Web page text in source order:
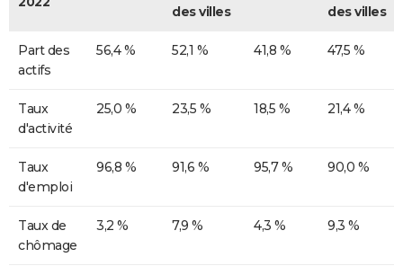
des villes
des villes
Part des
actifs
56,4 % 52,1 % 41,8 % 47,5 %
Taux
d'activité
25,0 % 23,5 % 18,5 % 21,4 %
Taux
d'emploi
96,8 % 91,6 % 95,7 % 90,0 %
Taux de
chômage
3,2 % 7,9 % 4,3 % 9,3 %